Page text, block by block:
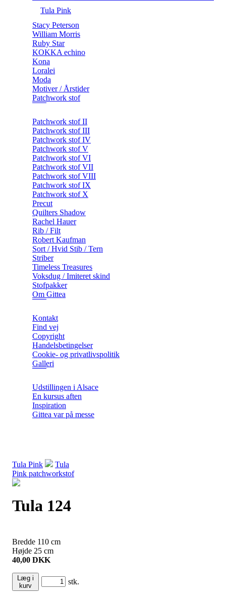
Tula Pink
Stacy Peterson
William Morris
Ruby Star
KOKKA echino
Kona
Loralei
Moda
Motiver / Årstider
Patchwork stof
Patchwork stof II
Patchwork stof III
Patchwork stof IV
Patchwork stof V
Patchwork stof VI
Patchwork stof VII
Patchwork stof VIII
Patchwork stof IX
Patchwork stof X
Precut
Quilters Shadow
Rachel Hauer
Rib / Filt
Robert Kaufman
Sort / Hvid Stib / Tern
Striber
Timeless Treasures
Voksdug / Imiteret skind
Stofpakker
Om Gittea
Kontakt
Find vej
Copyright
Handelsbetingelser
Cookie- og privatlivspolitik
Galleri
Udstillingen i Alsace
En kursus aften
Inspiration
Gittea var på messe
Tula Pink
Tula
Pink patchworkstof
Tula 124
Bredde 110 cm
Højde 25 cm
40,00 DKK
Læg i
kurv
stk.